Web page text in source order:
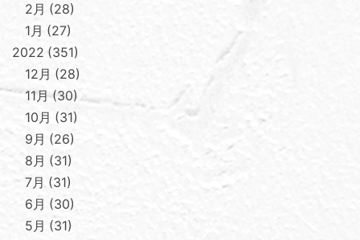
2月
28
1月
27
2022 351
12月
28
11月 30
10月
31
9月
26
8月
31
7月
31
6月
30
5月
31